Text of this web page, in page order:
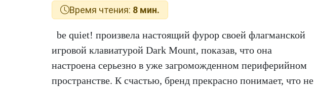
Время чтения: 8 мин.
be quiet! произвела настоящий фурор своей флагманской
игровой клавиатурой Dark Mount, показав, что она
настроена серьезно в уже загроможденном периферийном
пространстве. К счастью, бренд прекрасно понимает, что не